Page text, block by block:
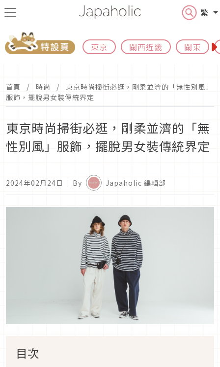
繁
東京 關西近畿 關東
首頁 時尚
東京時尚掃街必逛，剛柔並濟的「無性別風」
服飾，擺脫男女裝傳統界定
東京時尚掃街必逛，剛柔並濟的「無
性別風」服飾，擺脫男女裝傳統界定
2024年02月24日 ｜ By Japaholic 編輯部
目次